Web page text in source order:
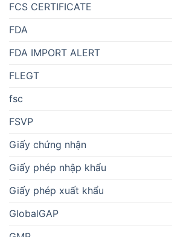
FCS CERTIFICATE
FDA
FDA IMPORT ALERT
FLEGT
fsc
FSVP
Giấy chứng nhận
Giấy phép nhập khẩu
Giấy phép xuất khẩu
GlobalGAP